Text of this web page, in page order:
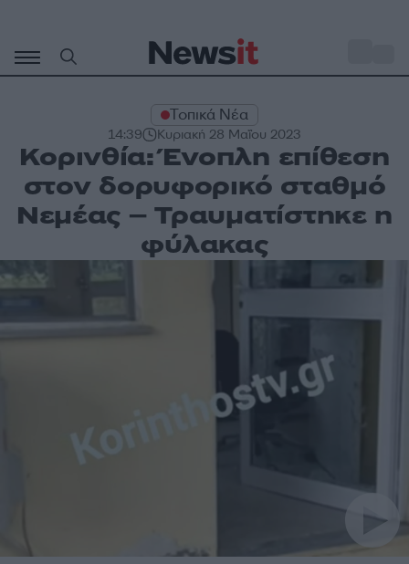
περιεχόμενο
Τοπικά Νέα
14:39 Κυριακή 28 Μαΐου 2023
Κορινθία: Ένοπλη επίθεση
στον δορυφορικό σταθμό
Νεμέας – Τραυματίστηκε η
φύλακας